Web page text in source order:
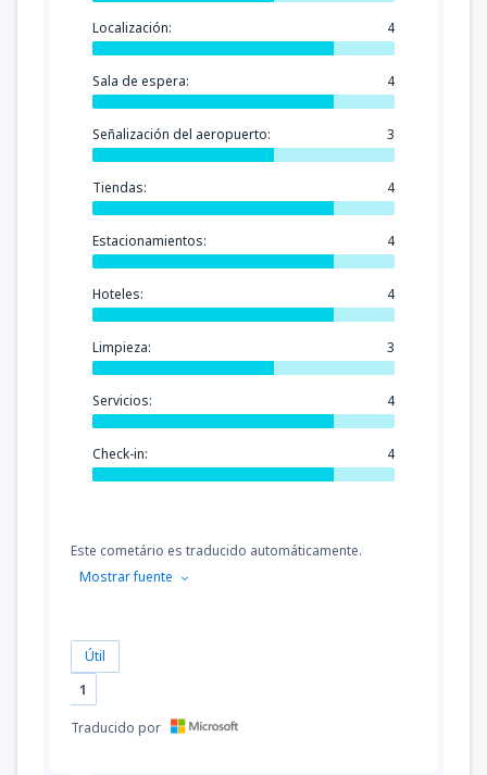
Localización: 4
Sala de espera: 4
Señalización del aeropuerto: 3
Tiendas: 4
Estacionamientos: 4
Hoteles: 4
Limpieza: 3
Servicios: 4
Check-in: 4
Este cometário es traducido automáticamente.
Mostrar fuente
Útil
1
Traducido por